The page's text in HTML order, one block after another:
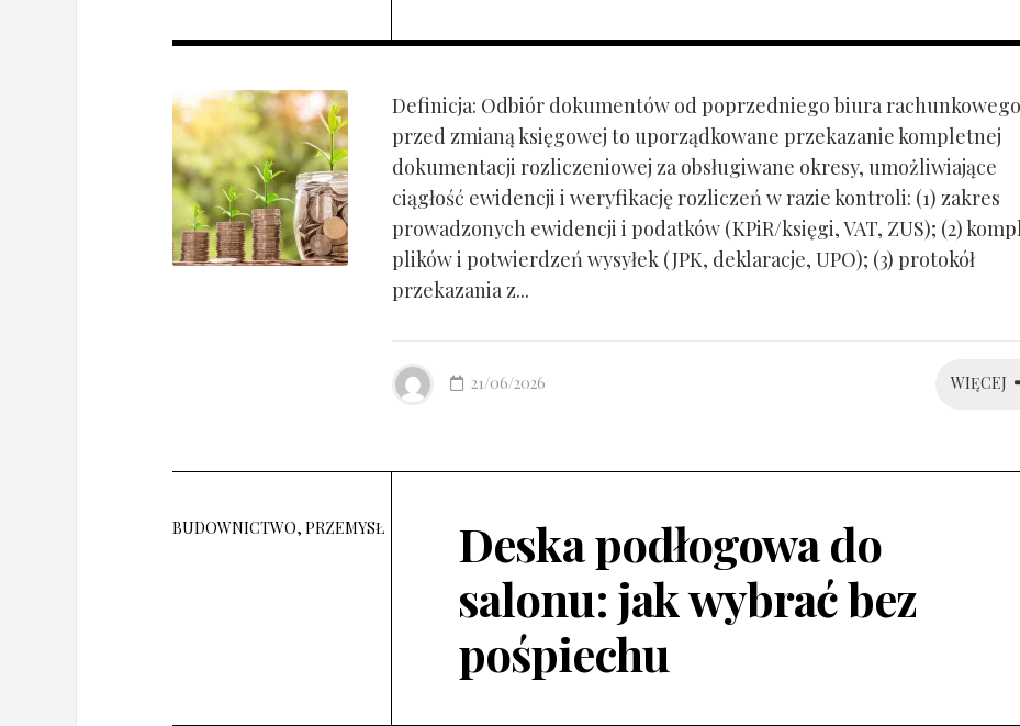
Definicja: Odbiór dokumentów od poprzedniego biura rachunkowego
przed zmianą księgowej to uporządkowane przekazanie kompletnej
dokumentacji rozliczeniowej za obsługiwane okresy, umożliwiające
ciągłość ewidencji i weryfikację rozliczeń w razie kontroli: (1) zakres
prowadzonych ewidencji i podatków (KPiR/księgi, VAT, ZUS); (2)
plików i potwierdzeń wysyłek (JPK, deklaracje, UPO); (3) protokół
przekazania z...
WIĘCEJ
21/06/2026
BUDOWNICTWO, PRZEMYSŁ
Deska podłogowa do
salonu: jak wybrać bez
pośpiechu